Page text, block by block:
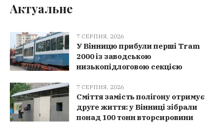
Актуальне
7 СЕРПНЯ, 2026
У Вінницю прибули перші Tram
2000 із заводською
низькопідлоговою секцією
7 СЕРПНЯ, 2026
Сміття замість полігону отримує
друге життя: у Вінниці зібрали
понад 100 тонн вторсировини